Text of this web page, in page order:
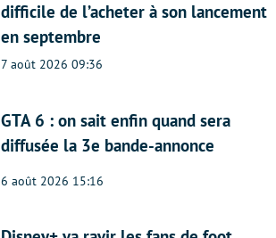
difficile de l’acheter à son lancement
en septembre
7 août 2026 09:36
GTA 6 : on sait enfin quand sera
diffusée la 3e bande-annonce
6 août 2026 15:16